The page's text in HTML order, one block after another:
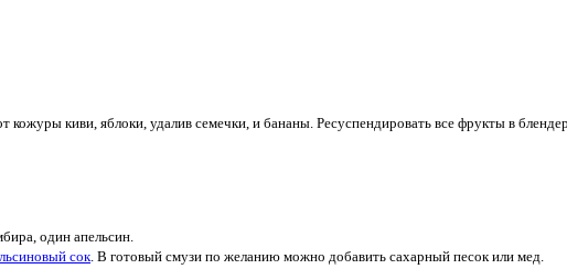
киви, яблоки, удалив семечки, и бананы. Ресуспендировать все фрукты в
один апельсин.
сок. В готовый смузи по желанию можно добавить сахарный песок или мед.